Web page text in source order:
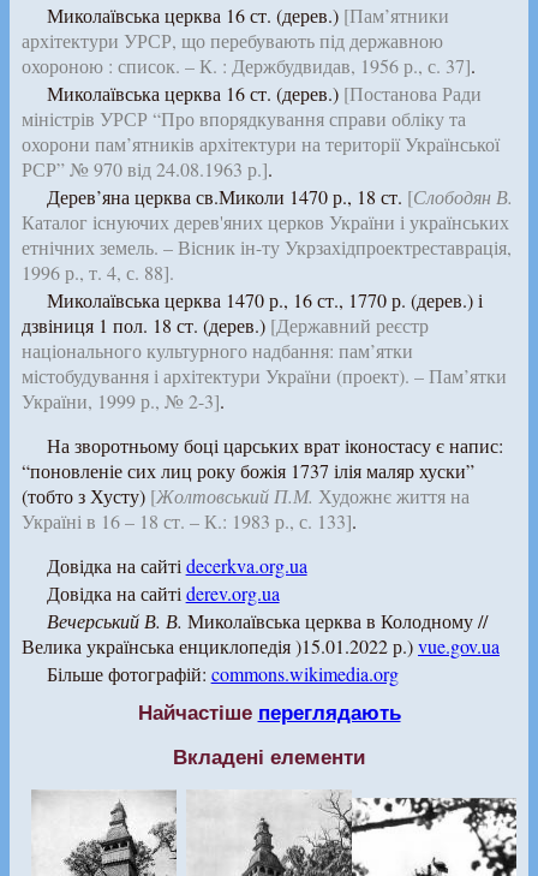
Миколаївська церква 16 ст. (дерев.) [Пам’ятники
архітектури УРСР, що перебувають під державною
охороною : список. – К. : Держбудвидав, 1956 р., с. 37].
Миколаївська церква 16 ст. (дерев.) [Постанова Ради
міністрів УРСР “Про впорядкування справи обліку та
охорони пам’ятників архітектури на території Української
РСР” № 970 від 24.08.1963 р.].
Дерев’яна церква св.Миколи 1470 р., 18 ст. [Слободян В.
Каталог існуючих дерев'яних церков України і українських
етнічних земель. – Вісник ін-ту Укрзахідпроектреставрація,
1996 р., т. 4, с. 88].
Миколаївська церква 1470 р., 16 ст., 1770 р. (дерев.) і
дзвіниця 1 пол. 18 ст. (дерев.) [Державний реєстр
національного культурного надбання: пам’ятки
містобудування і архітектури України (проект). – Пам’ятки
України, 1999 р., № 2-3].
На зворотньому боці царських врат іконостасу є напис:
“поновленіе сих лиц року божія 1737 ілія маляр хуски”
(тобто з Хусту) [Жолтовський П.М. Художнє життя на
Україні в 16 – 18 ст. – К.: 1983 р., с. 133].
Довідка на сайті decerkva.org.ua
Довідка на сайті derev.org.ua
Вечерський В. В. Миколаївська церква в Колодному //
Велика українська енциклопедія )15.01.2022 р.)vue.gov.ua
Більше фотографій: commons.wikimedia.org
Найчастіше переглядають
Вкладені елементи